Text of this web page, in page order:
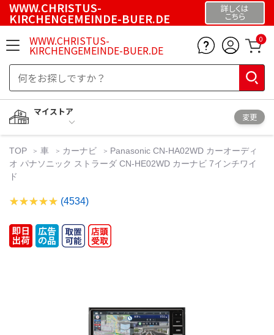
WWW.CHRISTUS-
KIRCHENGEMEINDE-BUER.DE
詳しくは
こちら
WWW.CHRISTUS-
KIRCHENGEMEINDE-BUER.DE
0
マイストア
変更
TOP 車 カーナビ
Panasonic CN-HA02WD カーオーディ
オ パナソニック ストラーダ CN-HE02WD カーナビ 7インチワイ
ド
(4534)